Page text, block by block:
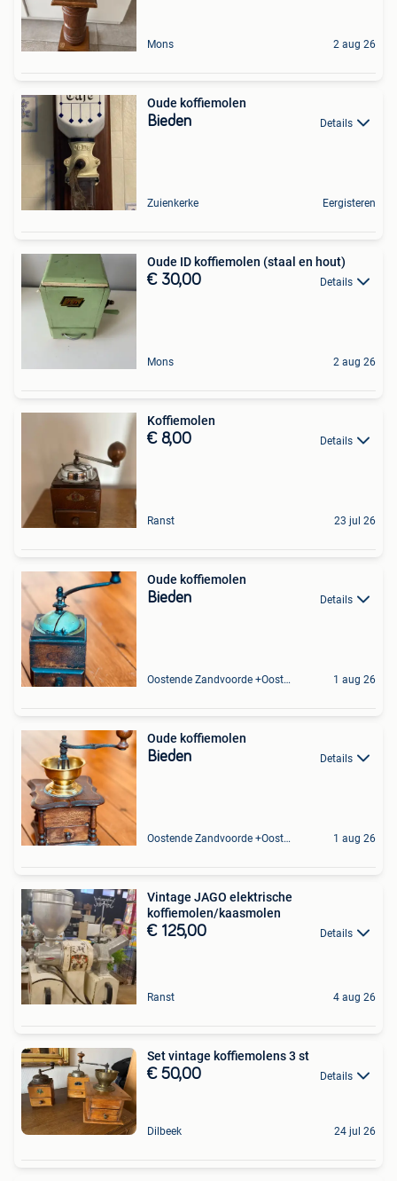
Mons 2 aug 26
Oude koffiemolen
Bieden Details
Zuienkerke Eergisteren
Oude ID koffiemolen (staal en hout)
€ 30,00 Details
Mons 2 aug 26
Koffiemolen
€ 8,00 Details
Ranst 23 jul 26
Oude koffiemolen
Bieden Details
Oostende Zandvoorde +Oostende 1 aug 26
Oude koffiemolen
Bieden Details
Oostende Zandvoorde +Oostende 1 aug 26
Vintage JAGO elektrische
koffiemolen/kaasmolen
€ 125,00 Details
Ranst 4 aug 26
Set vintage koffiemolens 3 st
€ 50,00 Details
Dilbeek 24 jul 26